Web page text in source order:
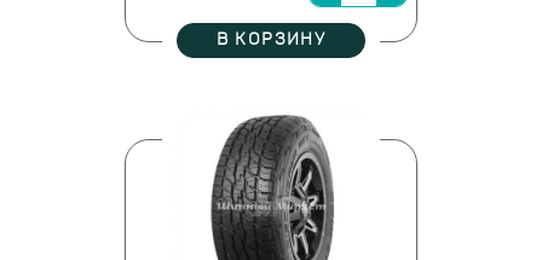
В КОРЗИНУ